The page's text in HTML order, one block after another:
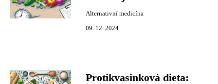
Alternativní medicína
09. 12. 2024
Protikvasinková dieta: